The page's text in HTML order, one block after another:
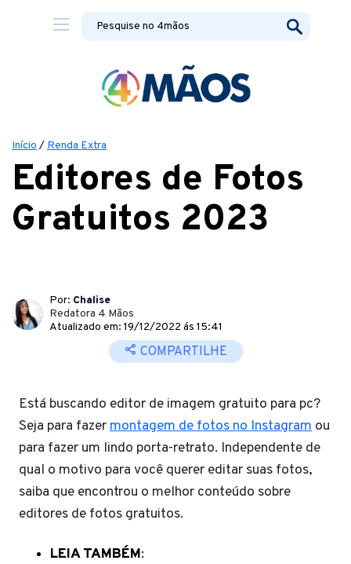
Início / Renda Extra
Editores de Fotos
Gratuitos 2023
Por: Chalise
Redatora 4 Mãos
Atualizado em: 19/12/2022 ás 15:41
COMPARTILHE
Está buscando editor de imagem gratuito para pc?
Seja para fazermontagem de fotos no Instagram ou
para fazer um lindo porta-retrato. Independente de
qual o motivo para você querer editar suas fotos,
saiba que encontrou o melhor conteúdo sobre
editores de fotos gratuitos.
LEIA TAMBÉM: